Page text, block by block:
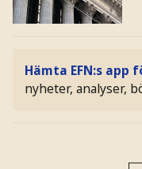
Hämta EFN:s app
nyheter, analyser,